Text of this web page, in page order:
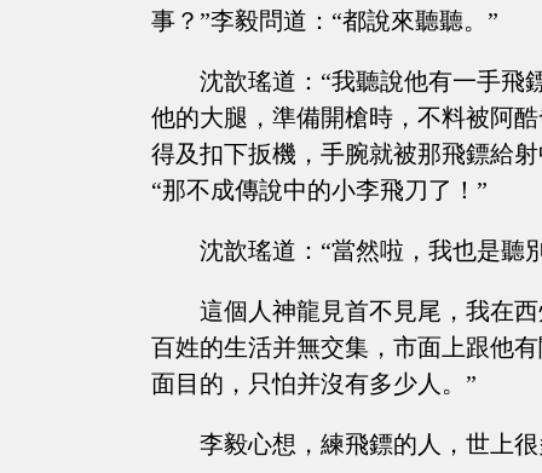
事？”李毅問道：“都說來聽聽。”
沈歆瑤道：“我聽說他有一手飛
他的大腿，準備開槍時，不料被阿
得及扣下扳機，手腕就被那飛鏢給
“那不成傳說中的小李飛刀了！”
沈歆瑤道：“當然啦，我也是聽
這個人神龍見首不見尾，我在
百姓的生活并無交集，市面上跟他
面目的，只怕并沒有多少人。”
李毅心想，練飛鏢的人，世上